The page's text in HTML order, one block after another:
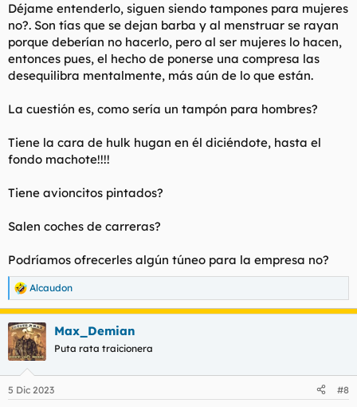
:
Déjame entenderlo, siguen siendo tampones para mujeres
no?. Son tías que se dejan barba y al menstruar se rayan
porque deberían no hacerlo, pero al ser mujeres lo hacen,
entonces pues, el hecho de ponerse una compresa las
desequilibra mentalmente, más aún de lo que están.
La cuestión es, como sería un tampón para hombres?
Tiene la cara de hulk hugan en él diciéndote, hasta el
fondo machote!!!!
Tiene avioncitos pintados?
Salen coches de carreras?
Podríamos ofrecerles algún túneo para la empresa no?
R
e
c
c
i
e
Alcaudon
Max_Demian
Puta rata traicionera
5 Dic 2023 #8